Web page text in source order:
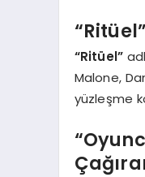
“Ritüel”
Malone,
yüzleşme